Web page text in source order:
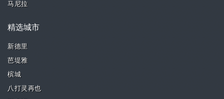
马尼拉
精选城市
新德里
芭堤雅
槟城
八打灵再也